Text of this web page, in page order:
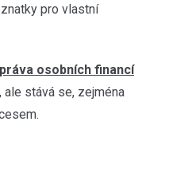
pro vlastní
osobních financí
stává se, zejména